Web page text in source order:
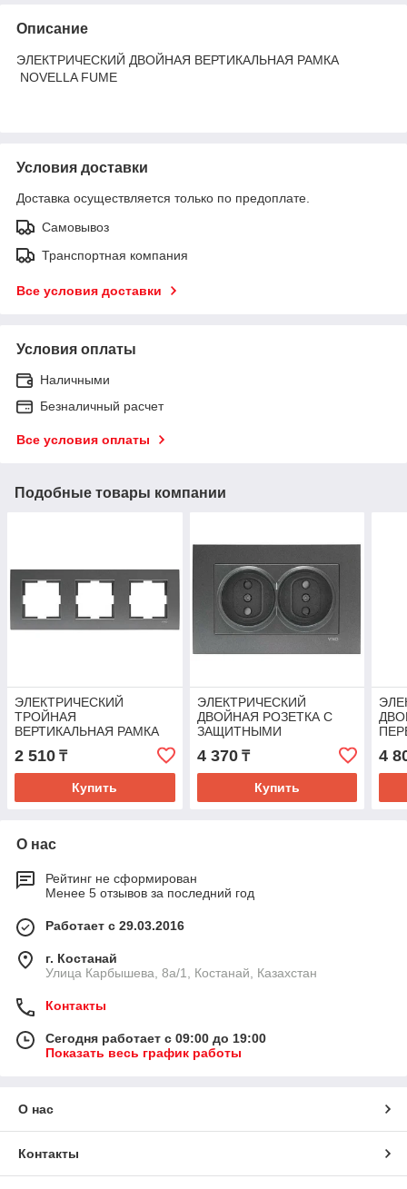
Описание
ЭЛЕКТРИЧЕСКИЙ ДВОЙНАЯ ВЕРТИКАЛЬНАЯ РАМКА
NOVELLA FUME
Условия доставки
Доставка осуществляется только по предоплате.
Самовывоз
Транспортная компания
Все условия доставки
Условия оплаты
Наличными
Безналичный расчет
Все условия оплаты
Подобные товары компании
ЭЛЕКТРИЧЕСКИЙ
ТРОЙНАЯ
ВЕРТИКАЛЬНАЯ РАМКА
NOVELLA FUME
2 510 ₸
Купить
ЭЛЕКТРИЧЕСКИЙ
ДВОЙНАЯ РОЗЕТКА С
ЗАЩИТНЫМИ
ШТОРКАМИ NOVELLA
FUME
4 370₸
Купить
4
О нас
Рейтинг не сформирован
Менее 5 отзывов за последний год
Работает с 29.03.2016
г. Костанай
Улица Карбышева, 8а/1, Костанай, Казахстан
Контакты
Сегодня работает с 09:00 до 19:00
Показать весь график работы
О нас
Контакты